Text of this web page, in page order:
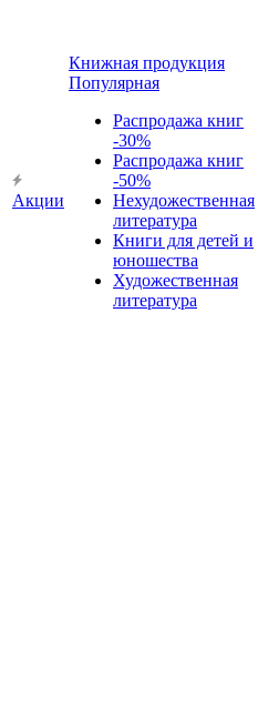
Акции
Книжная продукция
Популярная
Распродажа книг
-30%
Распродажа книг
-50%
Нехудожественная
литература
Книги для детей и
юношества
Художественная
литература